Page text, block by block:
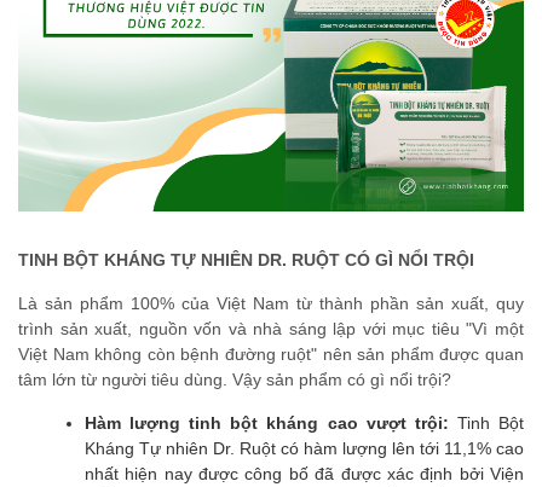
TINH BỘT KHÁNG TỰ NHIÊN DR. RUỘT CÓ GÌ NỔI TRỘI
Là sản phẩm 100% của Việt Nam từ thành phần sản xuất, quy
trình sản xuất, nguồn vốn và nhà sáng lập với mục tiêu "Vì một
Việt Nam không còn bệnh đường ruột" nên sản phẩm được quan
tâm lớn từ người tiêu dùng. Vậy sản phẩm có gì nổi trội?
Hàm lượng tinh bột kháng cao vượt trội: Tinh Bột
Kháng Tự nhiên Dr. Ruột có hàm lượng lên tới 11,1% cao
nhất hiện nay được công bố đã được xác định bởi Viện